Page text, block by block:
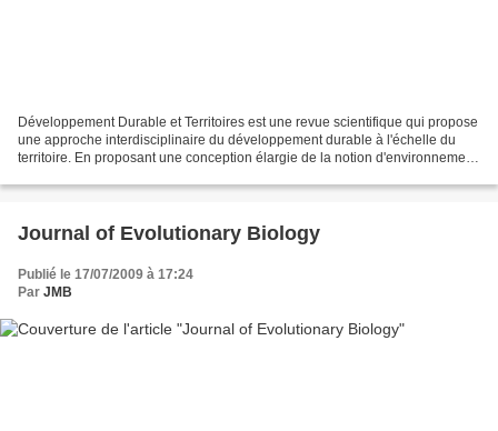
Développement Durable et Territoires est une revue scientifique qui propose
une approche interdisciplinaire du développement durable à l'échelle du
territoire. En proposant une conception élargie de la notion d'environnement,
Journal of Evolutionary Biology
Publié le 17/07/2009 à 17:24
Par JMB